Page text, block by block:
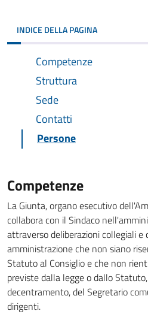
INDICE DELLA PAGINA
Competenze
Struttura
Sede
Contatti
Persone
Competenze
La Giunta, organo esecutivo
collabora con il Sindaco
attraverso deliberazioni collegiali
amministrazione che non siano
Statuto al Consiglio e che non
previste dalla legge o dallo
decentramento, del Segretario
dirigenti.